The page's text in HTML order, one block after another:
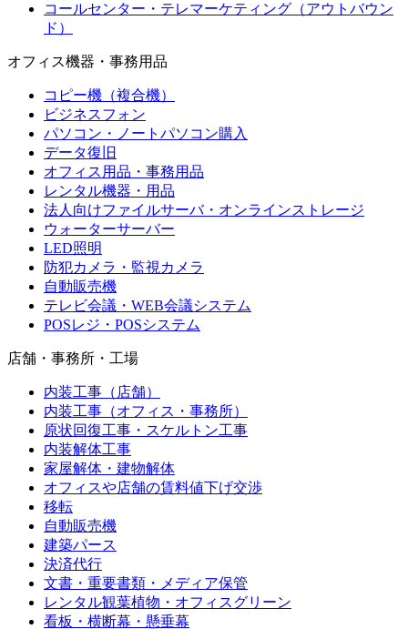
コールセンター・テレマーケティング（アウトバウン
ド）
オフィス機器・事務用品
コピー機（複合機）
ビジネスフォン
パソコン・ノートパソコン購入
データ復旧
オフィス用品・事務用品
レンタル機器・用品
法人向けファイルサーバ・オンラインストレージ
ウォーターサーバー
LED照明
防犯カメラ・監視カメラ
自動販売機
テレビ会議・WEB会議システム
POSレジ・POSシステム
店舗・事務所・工場
内装工事（店舗）
内装工事（オフィス・事務所）
原状回復工事・スケルトン工事
内装解体工事
家屋解体・建物解体
オフィスや店舗の賃料値下げ交渉
移転
自動販売機
建築パース
決済代行
文書・重要書類・メディア保管
レンタル観葉植物・オフィスグリーン
看板・横断幕・懸垂幕